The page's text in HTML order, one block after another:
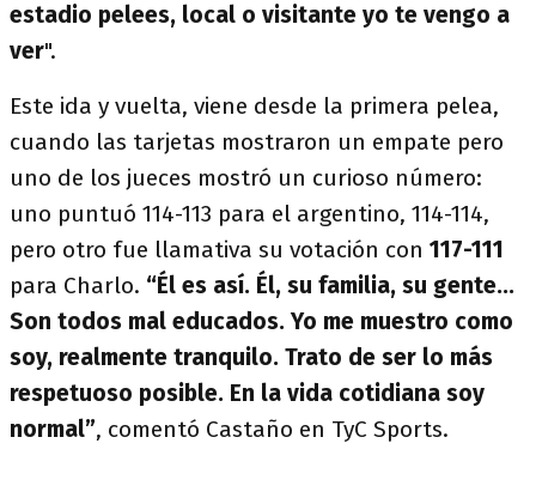
estadio pelees, local o visitante yo te vengo a
ver".
Este ida y vuelta, viene desde la primera pelea,
cuando las tarjetas mostraron un empate pero
uno de los jueces mostró un curioso número:
uno puntuó 114-113 para el argentino, 114-114,
pero otro fue llamativa su votación con 117-111
para Charlo. “Él es así. Él, su familia, su gente...
Son todos mal educados. Yo me muestro como
soy, realmente tranquilo. Trato de ser lo más
respetuoso posible. En la vida cotidiana soy
normal”, comentó Castaño en TyC Sports.